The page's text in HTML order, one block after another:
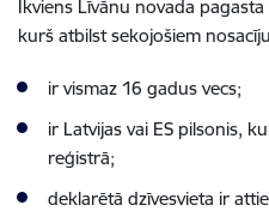
Ikviens Līvānu novada
kurš atbilst sekojošiem
ir vismaz 16 gadus vecs;
ir Latvijas vai ES pilsonis,
reģistrā;
deklarētā dzīvesvieta ir